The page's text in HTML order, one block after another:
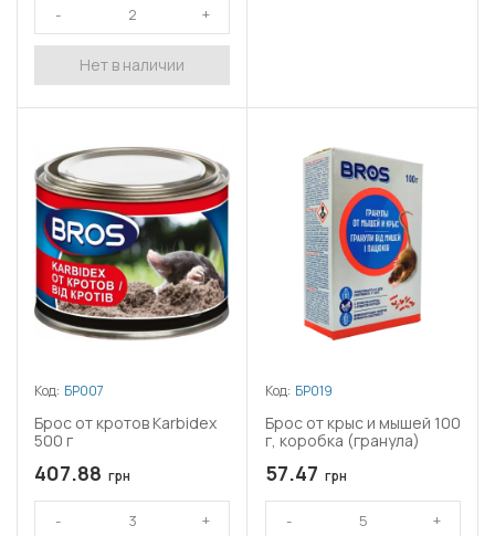
Нет в наличии
Код: БР007
Брос от кротов Karbidex
500 г
407.88 грн
Код: БР019
Брос от крыс и мышей 100
г, коробка (гранула)
57.47 грн